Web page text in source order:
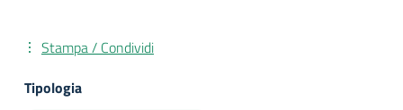
Stampa / Condividi
Tipologia